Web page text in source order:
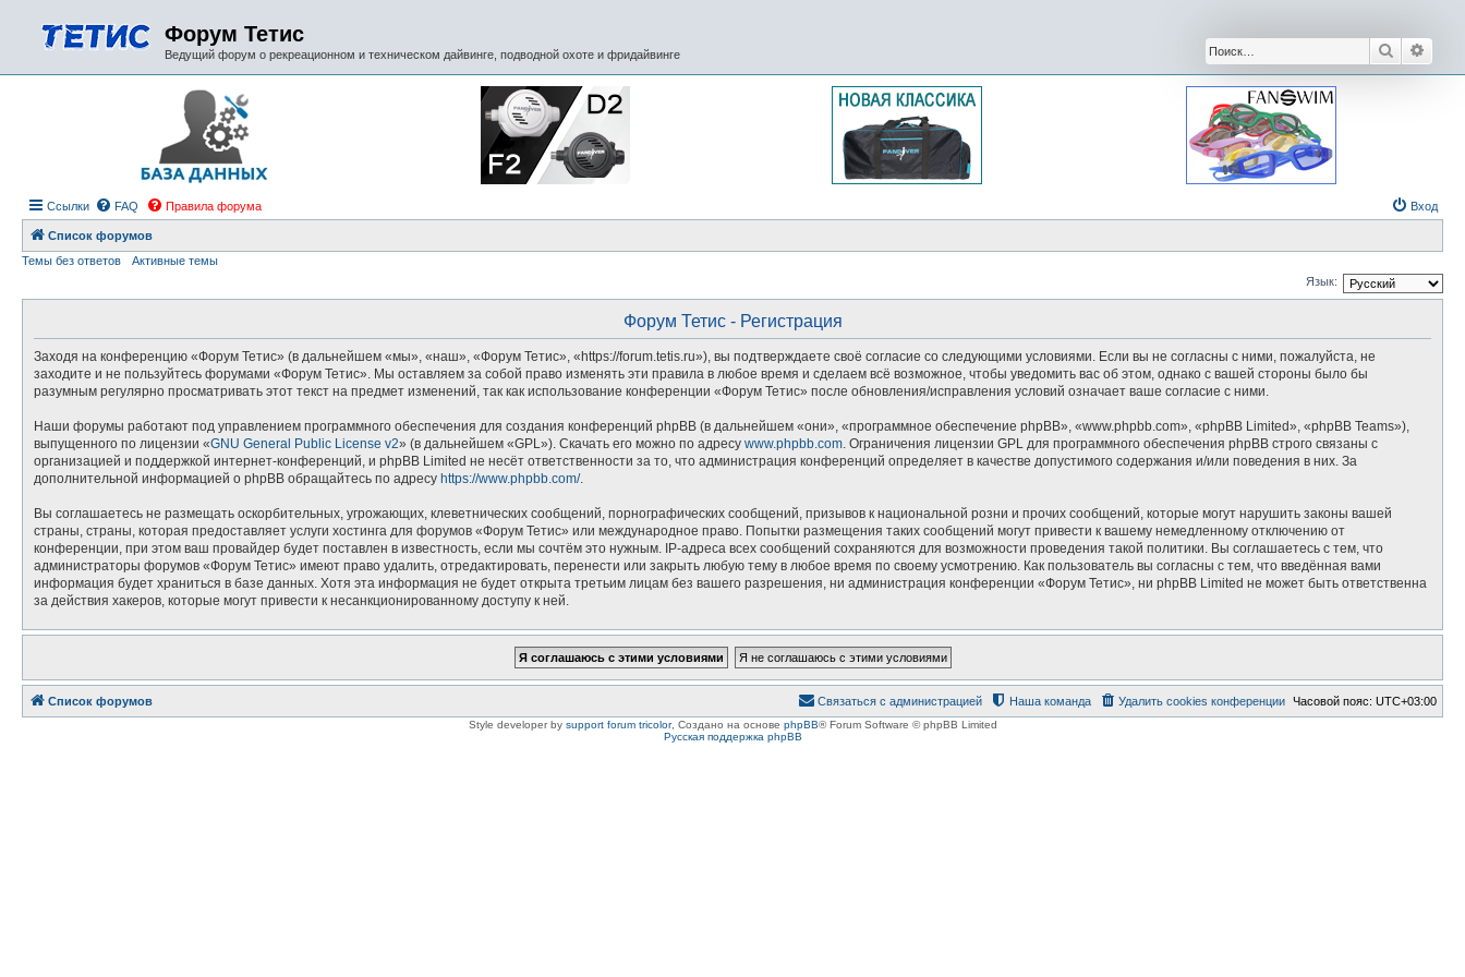
Форум Тетис
Ведущий форум о рекреационном и техническом дайвинге, подводной охоте и фридайвинге Поиск
Ссылки FAQ Правила форума Вход
Список форумов
Темы без ответов
Активные темы
Язык:
Форум Тетис - Регистрация
Заходя на конференцию «Форум Тетис» (в дальнейшем «мы», «наш», «Форум Тетис», «https://forum.tetis.ru»), вы подтверждаете своё согласие со следующими условиями. Если вы не согласны с ними, пожалуйста, не
заходите и не пользуйтесь форумами «Форум Тетис». Мы оставляем за собой право изменять эти правила в любое время и сделаем всё возможное, чтобы уведомить вас об этом, однако с вашей стороны было бы
разумным регулярно просматривать этот текст на предмет изменений, так как использование конференции «Форум Тетис» после обновления/исправления условий означает ваше согласие с ними.
Наши форумы работают под управлением программного обеспечения для создания конференций phpBB (в дальнейшем «они», «программное обеспечение phpBB», «www.phpbb.com», «phpBB Limited», «phpBB Teams»),
выпущенного по лицензии «GNU General Public License v2» (в дальнейшем «GPL»). Скачать его можно по адресу www.phpbb.com. Ограничения лицензии GPL для программного обеспечения phpBB строго связаны с
организацией и поддержкой интернет-конференций, и phpBB Limited не несёт ответственности за то, что администрация конференций определяет в качестве допустимого содержания и/или поведения в них. За
дополнительной информацией о phpBB обращайтесь по адресу https://www.phpbb.com/.
Вы соглашаетесь не размещать оскорбительных, угрожающих, клеветнических сообщений, порнографических сообщений, призывов к национальной розни и прочих сообщений, которые могут нарушить законы вашей
страны, страны, которая предоставляет услуги хостинга для форумов «Форум Тетис» или международное право. Попытки размещения таких сообщений могут привести к вашему немедленному отключению от
конференции, при этом ваш провайдер будет поставлен в известность, если мы сочтём это нужным. IP-адреса всех сообщений сохраняются для возможности проведения такой политики. Вы соглашаетесь с тем, что
администраторы форумов «Форум Тетис» имеют право удалить, отредактировать, перенести или закрыть любую тему в любое время по своему усмотрению. Как пользователь вы согласны с тем, что введённая вами
информация будет храниться в базе данных. Хотя эта информация не будет открыта третьим лицам без вашего разрешения, ни администрация конференции «Форум Тетис», ни phpBB Limited не может быть ответственна
за действия хакеров, которые могут привести к несанкционированному доступу к ней.
Список форумов Часовой пояс: UTC+03:00
Удалить cookies конференции
Наша команда
Связаться с администрацией
Style developer by support forum tricolor, Создано на основе phpBB® Forum Software © phpBB Limited
Русская поддержка phpBB